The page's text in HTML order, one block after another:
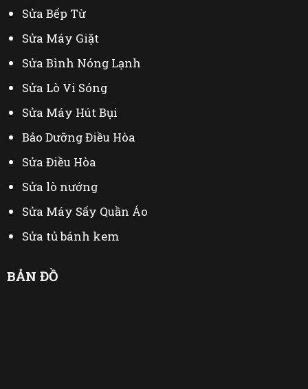
Sửa Bếp Từ
Sửa Máy Giặt
Sửa Bình Nóng Lạnh
Sửa Lò Vi Sóng
Sửa Máy Hút Bụi
Bảo Dưỡng Điều Hòa
Sửa Điều Hòa
Sửa lò nướng
Sửa Máy Sấy Quần Áo
Sửa tủ bánh kem
BẢN ĐỒ